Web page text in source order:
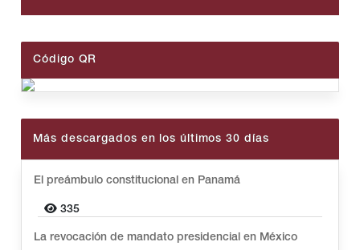
Código QR
Más descargados en los últimos 30 días
El preámbulo constitucional en Panamá
335
La revocación de mandato presidencial en México